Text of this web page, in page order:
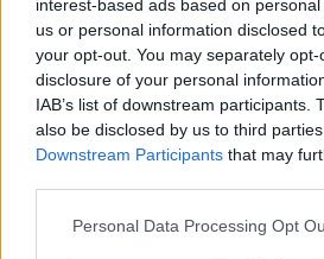
interest-based ads based on
us or personal information disclosed
your opt-out. You may separately
disclosure of your personal
IAB’s list of downstream participants.
also be disclosed by us to third
Downstream Participants that may
Personal Data Processing Opt